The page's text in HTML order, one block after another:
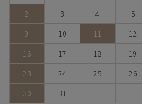
2
3 4 5
9
10 11 12
16
17 18 19
23
24 25 26
30
31